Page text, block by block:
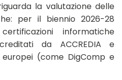
la valutazione delle
per il biennio 2026-28
informatiche
da ACCREDIA e
(come DigComp e